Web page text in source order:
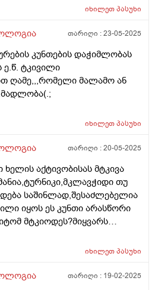
როცა არ ვარ ᲩარᲗული
მეწყება
იხილეთპასუხი
თარიღი :23-05-2025
კუნთების დაჭიმლობას
ე.წ. ტკივილი
ღამე,,,რომელი მალამო ან
იხილეთპასუხი
თარიღი :20-05-2025
ხელის აქტივობისას მტკივა
თუ
საშინლად,შესაძლებელია
იყოს ეს კუნთი არასწორი
მტკიოდეს?მიყვარს
ვარ,მაგრამ ორი სამი
ან აღდგენისთვის ან
იხილეთპასუხი
თარიღი : 19-02-2025